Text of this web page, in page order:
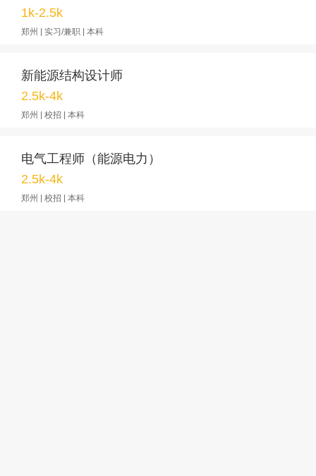
1k-2.5k
郑州 | 实习/兼职 | 本科
新能源结构设计师
2.5k-4k
郑州 | 校招 | 本科
电气工程师（能源电力）
2.5k-4k
郑州 | 校招 | 本科